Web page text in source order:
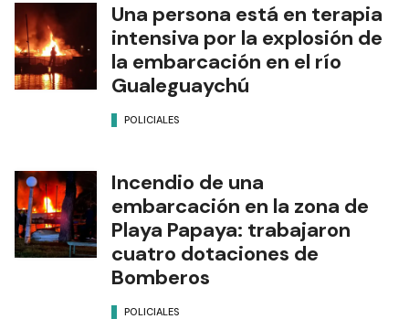
Una persona está en terapia
intensiva por la explosión de
la embarcación en el río
Gualeguaychú
POLICIALES
Incendio de una
embarcación en la zona de
Playa Papaya: trabajaron
cuatro dotaciones de
Bomberos
POLICIALES